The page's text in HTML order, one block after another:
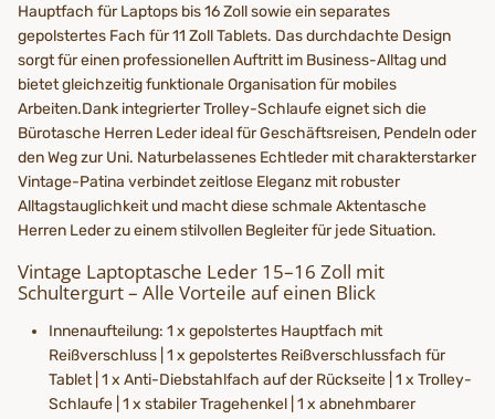
Hauptfach für Laptops bis 16 Zoll sowie ein separates
gepolstertes Fach für 11 Zoll Tablets. Das durchdachte Design
sorgt für einen professionellen Auftritt im Business-Alltag und
bietet gleichzeitig funktionale Organisation für mobiles
Arbeiten.Dank integrierter Trolley-Schlaufe eignet sich die
Bürotasche Herren Leder ideal für Geschäftsreisen, Pendeln oder
den Weg zur Uni. Naturbelassenes Echtleder mit charakterstarker
Vintage-Patina verbindet zeitlose Eleganz mit robuster
Alltagstauglichkeit und macht diese schmale Aktentasche
Herren Leder zu einem stilvollen Begleiter für jede Situation.
Vintage Laptoptasche Leder 15–16 Zoll mit
Schultergurt – Alle Vorteile auf einen Blick
Innenaufteilung: 1 x gepolstertes Hauptfach mit
Reißverschluss | 1 x gepolstertes Reißverschlussfach für
Tablet | 1 x Anti-Diebstahlfach auf der Rückseite | 1 x Trolley-
Schlaufe | 1 x stabiler Tragehenkel | 1 x abnehmbarer